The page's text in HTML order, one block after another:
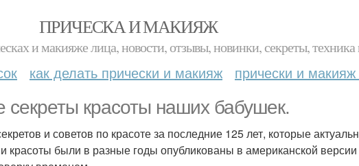
ПРИЧЕСКА И МАКИЯЖ
и макияже лица, новости, отзывы, новинки, секреты, техника
как делать прически и макияж прически и
секреты красоты наших бабушек.
и советов по красоте за последние 125 лет, которые
красоты были в разные годы опубликованы в американской